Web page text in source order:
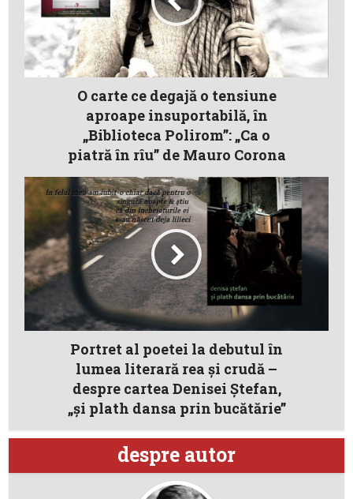
O carte ce degajă o tensiune
aproape insuportabilă, în
„Biblioteca Polirom”: „Ca o
piatră în rîu” de Mauro Corona
Portret al poetei la debutul în
lumea literară rea și crudă –
despre cartea Denisei Ştefan,
„și plath dansa prin bucătărie”
despre autor